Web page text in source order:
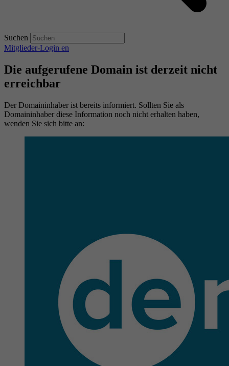
Suchen
Mitglieder-Login en
Die aufgerufene Domain ist derzeit nicht
erreichbar
Der Domaininhaber ist bereits informiert. Sollten Sie als
Domaininhaber diese Information noch nicht erhalten haben,
wenden Sie sich bitte an: